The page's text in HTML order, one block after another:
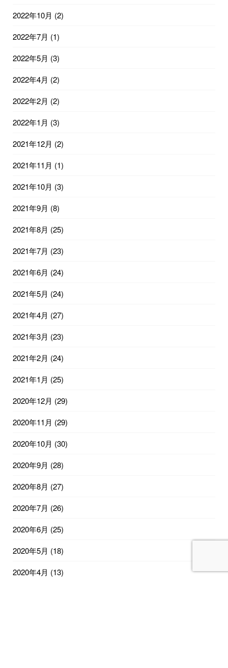
2022年10月 (2)
2022年7月 (1)
2022年5月 (3)
2022年4月 (2)
2022年2月 (2)
2022年1月 (3)
2021年12月 (2)
2021年11月 (1)
2021年10月 (3)
2021年9月 (8)
2021年8月 (25)
2021年7月 (23)
2021年6月 (24)
2021年5月 (24)
2021年4月 (27)
2021年3月 (23)
2021年2月 (24)
2021年1月 (25)
2020年12月 (29)
2020年11月 (29)
2020年10月 (30)
2020年9月 (28)
2020年8月 (27)
2020年7月 (26)
2020年6月 (25)
2020年5月 (18)
2020年4月 (13)